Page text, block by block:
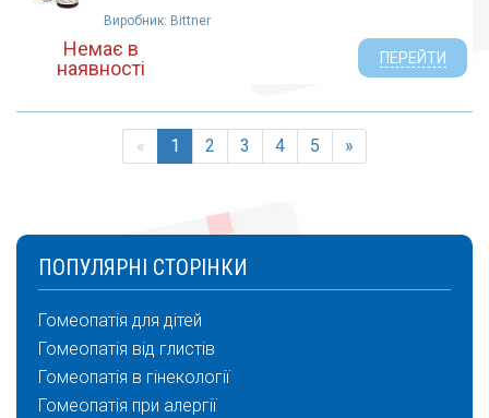
Виробник: Bittner
Немає в
наявності
ПЕРЕЙТИ
« 1 2 3 4 5 »
ПОПУЛЯРНІ СТОРІНКИ
Гомеопатія для дітей
Гомеопатія від глистів
Гомеопатія в гінекології
Гомеопатія при алергії